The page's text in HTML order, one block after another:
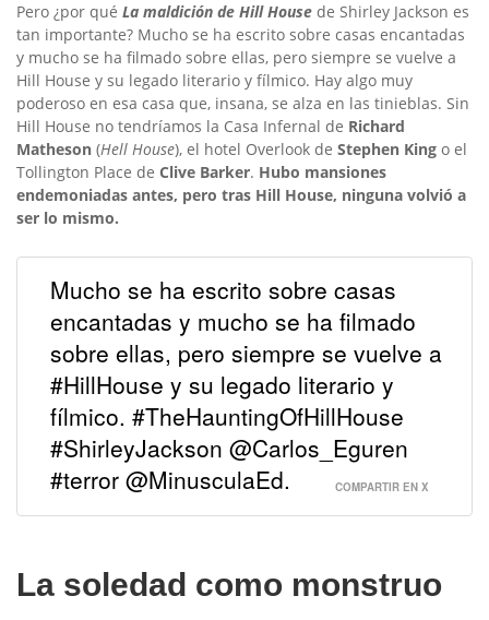
Pero ¿por qué La maldición de Hill House de Shirley Jackson es
tan importante? Mucho se ha escrito sobre casas encantadas
y mucho se ha filmado sobre ellas, pero siempre se vuelve a
Hill House y su legado literario y fílmico. Hay algo muy
poderoso en esa casa que, insana, se alza en las tinieblas. Sin
Hill House no tendríamos la Casa Infernal de Richard
Matheson (Hell House), el hotel Overlook de Stephen King o el
Tollington Place de Clive Barker. Hubo mansiones
endemoniadas antes, pero tras Hill House, ninguna volvió a
ser lo mismo.
Mucho se ha escrito sobre casas
encantadas y mucho se ha filmado
sobre ellas, pero siempre se vuelve a
#HillHouse y su legado literario y
fílmico. #TheHauntingOfHillHouse
#ShirleyJackson @Carlos_Eguren
#terror @MinusculaEd.
COMPARTIR EN X
La soledad como monstruo